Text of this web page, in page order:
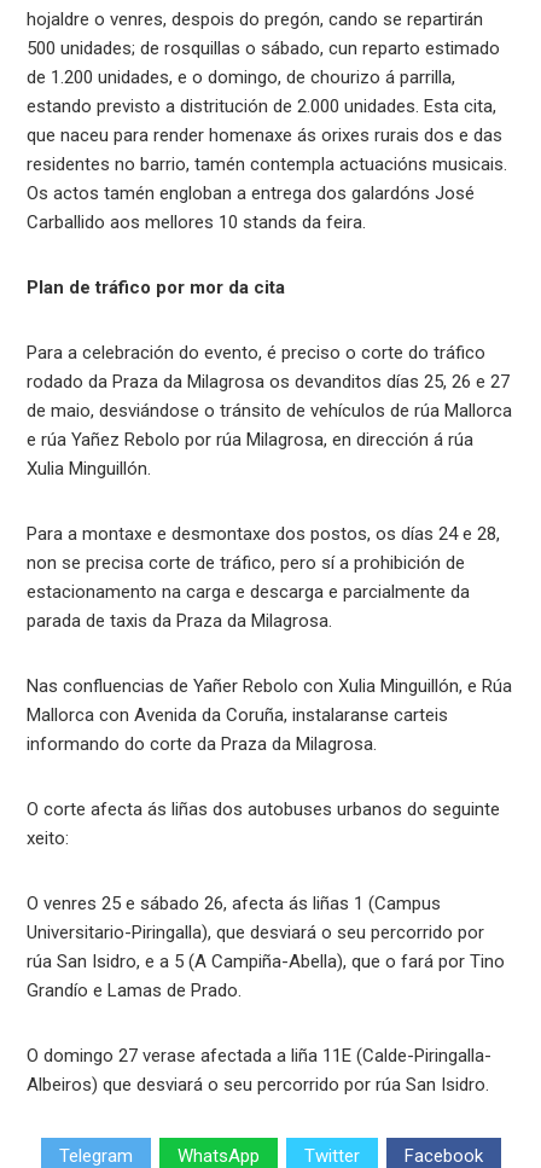
hojaldre o venres, despois do pregón, cando se repartirán
500 unidades; de rosquillas o sábado, cun reparto estimado
de 1.200 unidades, e o domingo, de chourizo á parrilla,
estando previsto a distritución de 2.000 unidades. Esta cita,
que naceu para render homenaxe ás orixes rurais dos e das
residentes no barrio, tamén contempla actuacións musicais.
Os actos tamén engloban a entrega dos galardóns José
Carballido aos mellores 10 stands da feira.
Plan de tráfico por mor da cita
Para a celebración do evento, é preciso o corte do tráfico
rodado da Praza da Milagrosa os devanditos días 25, 26 e 27
de maio, desviándose o tránsito de vehículos de rúa Mallorca
e rúa Yañez Rebolo por rúa Milagrosa, en dirección á rúa
Xulia Minguillón.
Para a montaxe e desmontaxe dos postos, os días 24 e 28,
non se precisa corte de tráfico, pero sí a prohibición de
estacionamento na carga e descarga e parcialmente da
parada de taxis da Praza da Milagrosa.
Nas confluencias de Yañer Rebolo con Xulia Minguillón, e Rúa
Mallorca con Avenida da Coruña, instalaranse carteis
informando do corte da Praza da Milagrosa.
O corte afecta ás liñas dos autobuses urbanos do seguinte
xeito:
O venres 25 e sábado 26, afecta ás liñas 1 (Campus
Universitario-Piringalla), que desviará o seu percorrido por
rúa San Isidro, e a 5 (A Campiña-Abella), que o fará por Tino
Grandío e Lamas de Prado.
O domingo 27 verase afectada a liña 11E (Calde-Piringalla-
Albeiros) que desviará o seu percorrido por rúa San Isidro.
Telegram WhatsApp Twitter Facebook